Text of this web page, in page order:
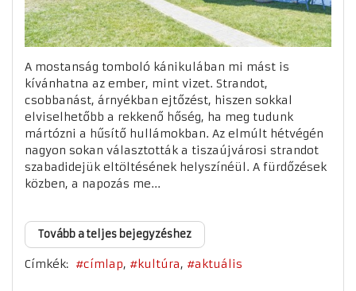
A mostanság tomboló kánikulában mi mást is
kívánhatna az ember, mint vizet. Strandot,
csobbanást, árnyékban ejtőzést, hiszen sokkal
elviselhetőbb a rekkenő hőség, ha meg tudunk
mártózni a hűsítő hullámokban. Az elmúlt hétvégén
nagyon sokan választották a tiszaújvárosi strandot
szabadidejük eltöltésének helyszínéül. A fürdőzések
közben, a napozás me...
Tovább a teljes bejegyzéshez
Címkék: címlap kultúra aktuális